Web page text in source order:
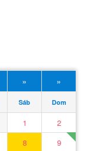
» »
Sáb Dom
1
2
8
9